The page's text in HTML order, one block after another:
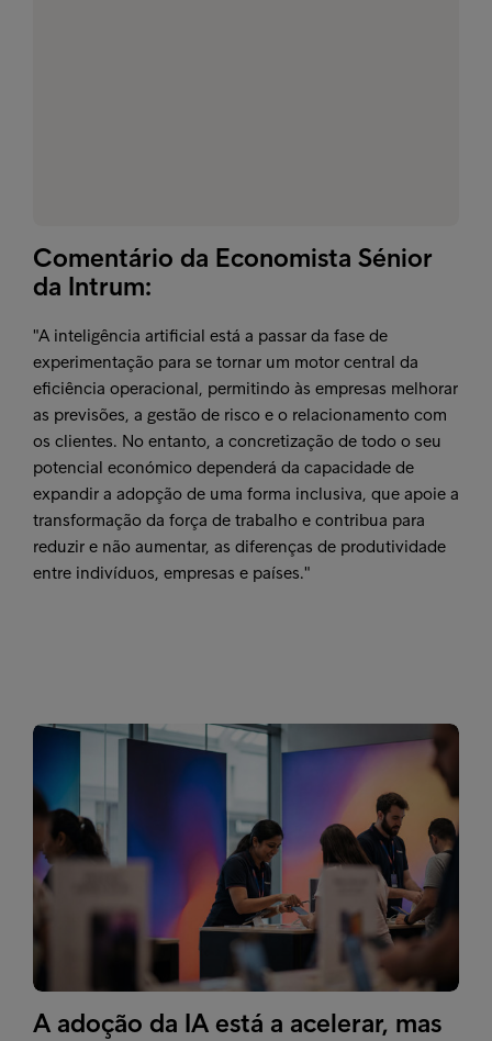
Comentário da Economista Sénior
da Intrum:
"A inteligência artificial está a passar da fase de
experimentação para se tornar um motor central da
eficiência operacional, permitindo às empresas melhorar
as previsões, a gestão de risco e o relacionamento com
os clientes. No entanto, a concretização de todo o seu
potencial económico dependerá da capacidade de
expandir a adopção de uma forma inclusiva, que apoie a
transformação da força de trabalho e contribua para
reduzir e não aumentar, as diferenças de produtividade
entre indivíduos, empresas e países."
A adoção da IA está a acelerar, mas